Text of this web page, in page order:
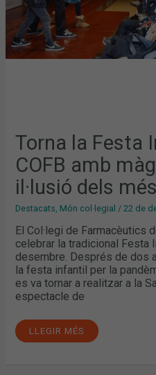
Torna la Festa
COFB amb
il·lusió dels
Destacats Món col·legial /22 de
El Col·legi de Farmacèutics
celebrar la tradicional Festa
desembre. Després de dos
la festa infantil per la
es va tornar a realitzar a la
espectacle de
LA
IL·LUSIÓ
DELS
MÉS
PETITS
LLEGIR MÉS